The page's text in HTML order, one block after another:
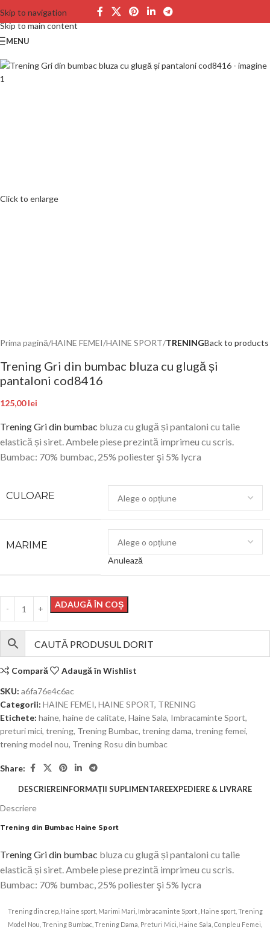
Skip to navigation
Skip to main content
MENU
Click to enlarge
Prima pagină HAINE FEMEI HAINE SPORT TRENINGBack to products
Trening Gri din bumbac bluza cu glugă și
pantaloni cod8416
125,00lei
Trening Gri din bumbac bluza cu glugă și pantaloni cu talie
elastică și siret. Ambele piese prezintă imprimeu cu scris.
Bumbac: 70% bumbac, 25% poliester şi 5% lycra
CULOARE
MARIME
Anulează
ADAUGĂ ÎN COȘ
Compară
Adaugă în Wishlist
SKU: a6fa76e4c6ac
Categorii: HAINE FEMEI, HAINE SPORT, TRENING
Etichete: haine, haine de calitate, Haine Sala, Imbracaminte Sport,
preturi mici, trening, Trening Bumbac, trening dama, trening femei,
trening model nou, Trening Rosu din bumbac
Share:
DESCRIEREINFORMAȚII SUPLIMENTAREEXPEDIERE & LIVRARE
Descriere
Trening din Bumbac Haine Sport
Trening Gri din bumbac bluza cu glugă și pantaloni cu talie
elastică și siret. Ambele piese prezintă imprimeu cu scris.
Bumbac: 70% bumbac, 25% poliester şi 5% lycra
Trening din crep, Haine sport, Marimi Mari, Imbracaminte Sport , Haine sport, Trening
Model Nou, Trening Bumbac, Trening Dama, Preturi Mici, Haine Sala, Compleu Femei,